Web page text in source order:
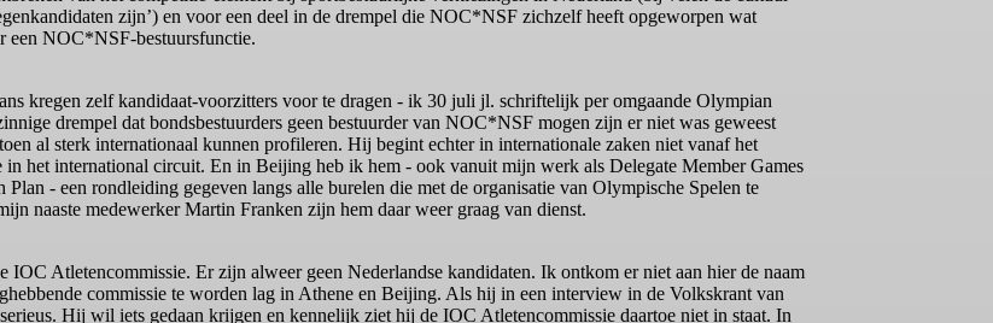
zijn’) en voor een deel in de drempel die NOC*NSF zichzelf heeft opgeworpen wat
een NOC*NSF-bestuursfunctie.
kregen zelf kandidaat-voorzitters voor te dragen - ik 30 juli jl. schriftelijk per omgaande Olympian
drempel dat bondsbestuurders geen bestuurder van NOC*NSF mogen zijn er niet was geweest
al sterk internationaal kunnen profileren. Hij begint echter in internationale zaken niet vanaf het
het international circuit. En in Beijing heb ik hem - ook vanuit mijn werk als Delegate Member Games
- een rondleiding gegeven langs alle burelen die met de organisatie van Olympische Spelen te
naaste medewerker Martin Franken zijn hem daar weer graag van dienst.
Atletencommissie. Er zijn alweer geen Nederlandse kandidaten. Ik ontkom er niet aan hier de naam
commissie te worden lag in Athene en Beijing. Als hij in een interview in de Volkskrant van
Hij wil iets gedaan krijgen en kennelijk ziet hij de IOC Atletencommissie daartoe niet in staat. In